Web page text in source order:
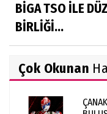
BİGA TSO İLE
BİRLİĞİ...
Çok Okunan